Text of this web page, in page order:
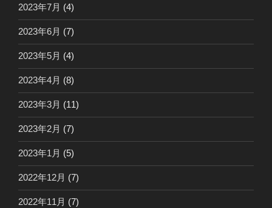
2023年7月 (4)
2023年6月 (7)
2023年5月 (4)
2023年4月 (8)
2023年3月 (11)
2023年2月 (7)
2023年1月 (5)
2022年12月 (7)
2022年11月 (7)